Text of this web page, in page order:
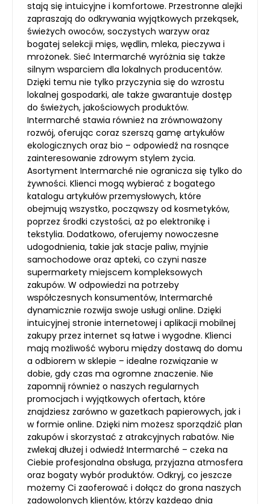
stają się intuicyjne i komfortowe. Przestronne alejki
zapraszają do odkrywania wyjątkowych przekąsek,
świeżych owoców, soczystych warzyw oraz
bogatej selekcji mięs, wędlin, mleka, pieczywa i
mrożonek. Sieć Intermarché wyróżnia się także
silnym wsparciem dla lokalnych producentów.
Dzięki temu nie tylko przyczynia się do wzrostu
lokalnej gospodarki, ale także gwarantuje dostęp
do świeżych, jakościowych produktów.
Intermarché stawia również na zrównoważony
rozwój, oferując coraz szerszą gamę artykułów
ekologicznych oraz bio – odpowiedź na rosnące
zainteresowanie zdrowym stylem życia.
Asortyment Intermarché nie ogranicza się tylko do
żywności. Klienci mogą wybierać z bogatego
katalogu artykułów przemysłowych, które
obejmują wszystko, począwszy od kosmetyków,
poprzez środki czystości, aż po elektronikę i
tekstylia. Dodatkowo, oferujemy nowoczesne
udogodnienia, takie jak stacje paliw, myjnie
samochodowe oraz apteki, co czyni nasze
supermarkety miejscem kompleksowych
zakupów. W odpowiedzi na potrzeby
współczesnych konsumentów, Intermarché
dynamicznie rozwija swoje usługi online. Dzięki
intuicyjnej stronie internetowej i aplikacji mobilnej
zakupy przez internet są łatwe i wygodne. Klienci
mają możliwość wyboru między dostawą do domu
a odbiorem w sklepie – idealne rozwiązanie w
dobie, gdy czas ma ogromne znaczenie. Nie
zapomnij również o naszych regularnych
promocjach i wyjątkowych ofertach, które
znajdziesz zarówno w gazetkach papierowych, jak i
w formie online. Dzięki nim możesz sporządzić plan
zakupów i skorzystać z atrakcyjnych rabatów. Nie
zwlekaj dłużej i odwiedź Intermarché – czeka na
Ciebie profesjonalna obsługa, przyjazna atmosfera
oraz bogaty wybór produktów. Odkryj, co jeszcze
możemy Ci zaoferować i dołącz do grona naszych
zadowolonych klientów, którzy każdego dnia